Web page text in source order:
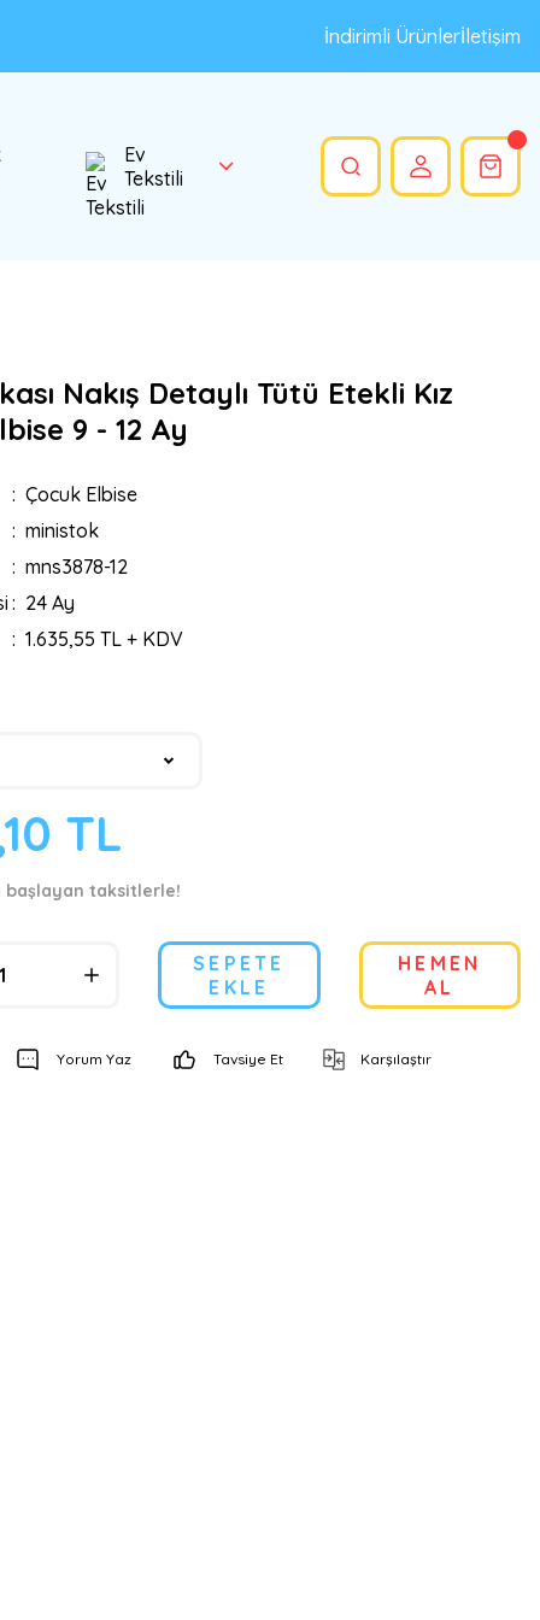
İndirimli Ürünlerİletişim
Ev
Tekstili
Nakış Detaylı Tütü Etekli Kız
9 - 12 Ay
Çocuk Elbise
ministok
mns3878-12
24 Ay
1.635,55 TL + KDV
TL
başlayan taksitlerle!
SEPETE
EKLE
HEMEN
AL
Yorum Yaz Tavsiye Et Karşılaştır